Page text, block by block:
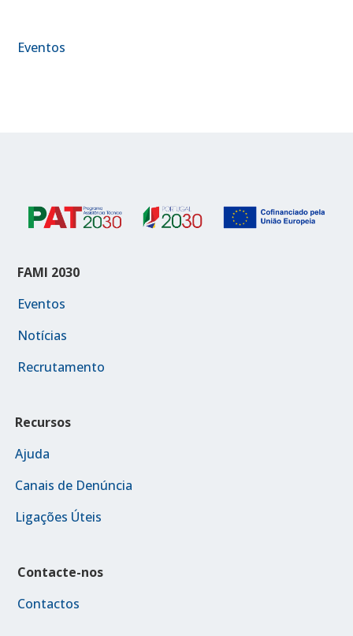
Eventos
FAMI 2030
Eventos
Notícias
Recrutamento
Recursos
Ajuda
Canais de Denúncia
Ligações Úteis
Contacte-nos
Contactos